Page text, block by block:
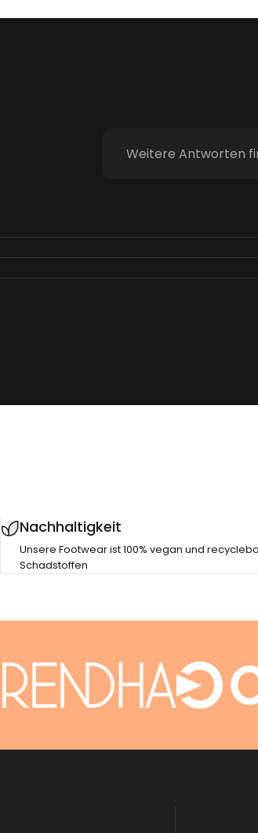
Weitere Antworten
Nachhaltigkeit
Unsere Footwear ist 100% vegan und
Schadstoffen